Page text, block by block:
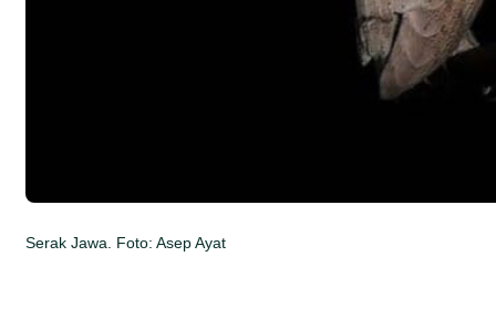
Serak Jawa. Foto: Asep Ayat